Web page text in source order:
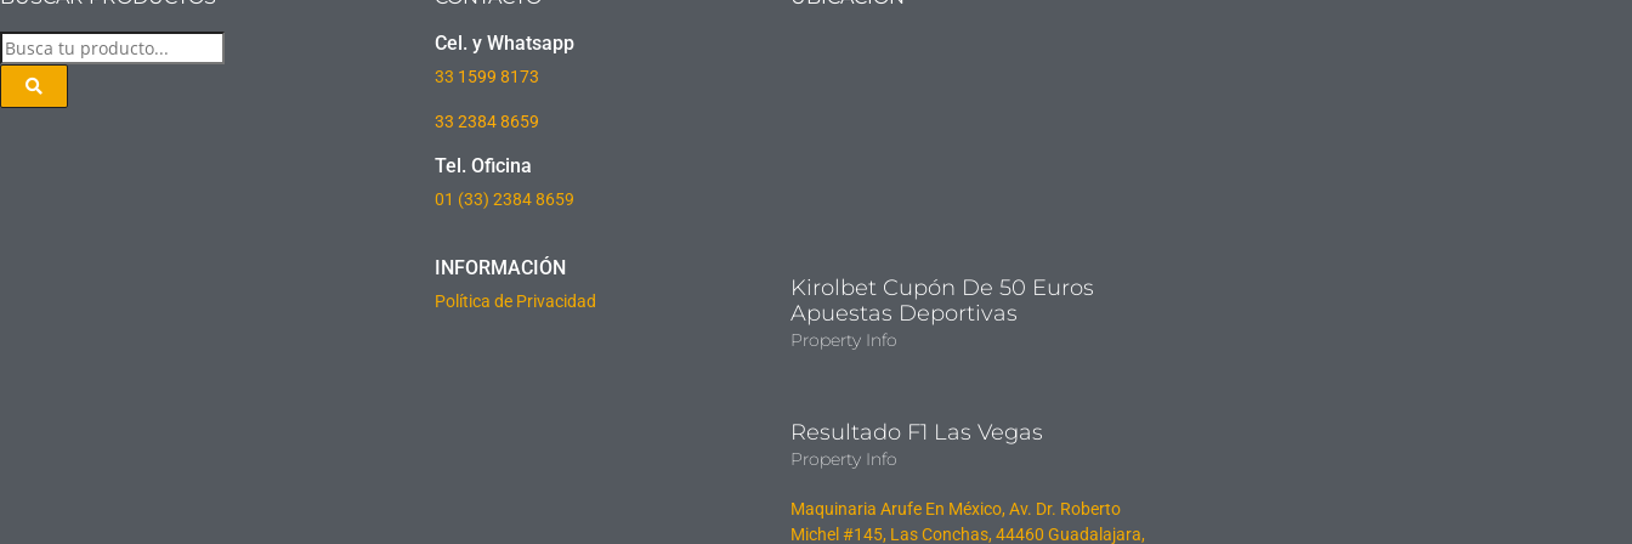
Cel. y Whatsapp
33 1599 8173
33 2384 8659
Tel. Oficina
01 (33) 2384 8659
INFORMACIÓN
Política de Privacidad
Kirolbet Cupón De 50 Euros
Apuestas Deportivas
Property Info
Resultado F1 Las Vegas
Property Info
Maquinaria Arufe En México, Av. Dr. Roberto
Michel #145, Las Conchas, 44460 Guadalajara,